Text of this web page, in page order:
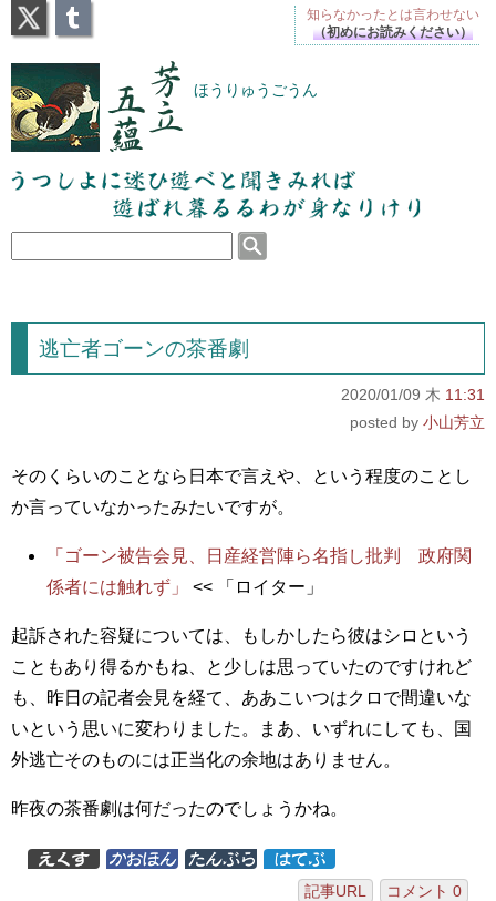
芳立五蘊 ほうりゅうごうん
うつしよに迷ひ遊べと聞きみれば遊ばれ暮るるわが
身なりけり
逃亡者ゴーンの茶番劇
2020/01/09 木 11:31
小山芳立
そのくらいのことなら日本で言えや、という程度のことし
か言っていなかったみたいですが。
「ゴーン被告会見、日産経営陣ら名指し批判 政府関
係者には触れず」
<< 「ロイター」
起訴された容疑については、もしかしたら彼はシロという
こともあり得るかもね、と少しは思っていたのですけれど
も、昨日の記者会見を経て、ああこいつはクロで間違いな
いという思いに変わりました。まあ、いずれにしても、国
外逃亡そのものには正当化の余地はありません。
昨夜の茶番劇は何だったのでしょうかね。
記事URL
コメント 0
知らなかったとは言わせない
（初めにお読みください）
X Tumblr